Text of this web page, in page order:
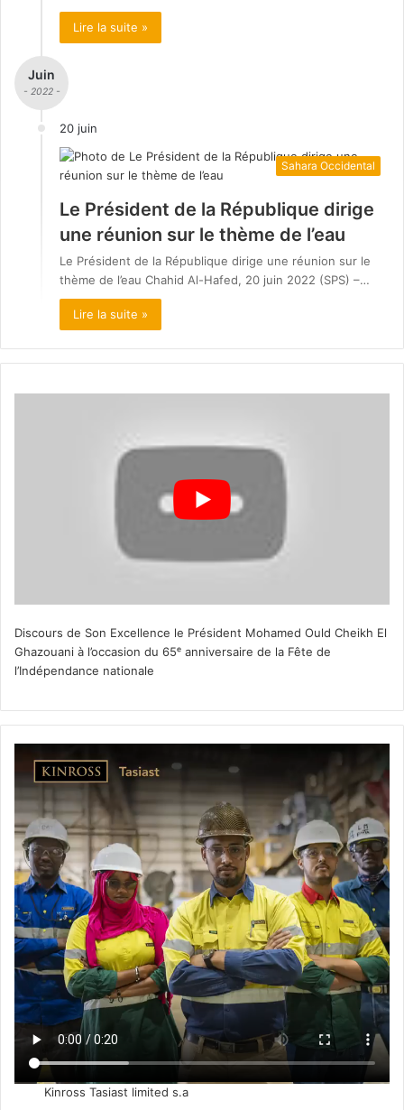
Lire la suite »
Juin
- 2022 -
20 juin
Sahara Occidental
Le Président de la République dirige
une réunion sur le thème de l’eau
Le Président de la République dirige une réunion sur le
thème de l’eau Chahid Al-Hafed, 20 juin 2022 (SPS) –…
Lire la suite »
Discours de Son Excellence le Président Mohamed Ould Cheikh El
Ghazouani à l’occasion du 65ᵉ anniversaire de la Fête de
l’Indépendance nationale
Kinross Tasiast limited s.a